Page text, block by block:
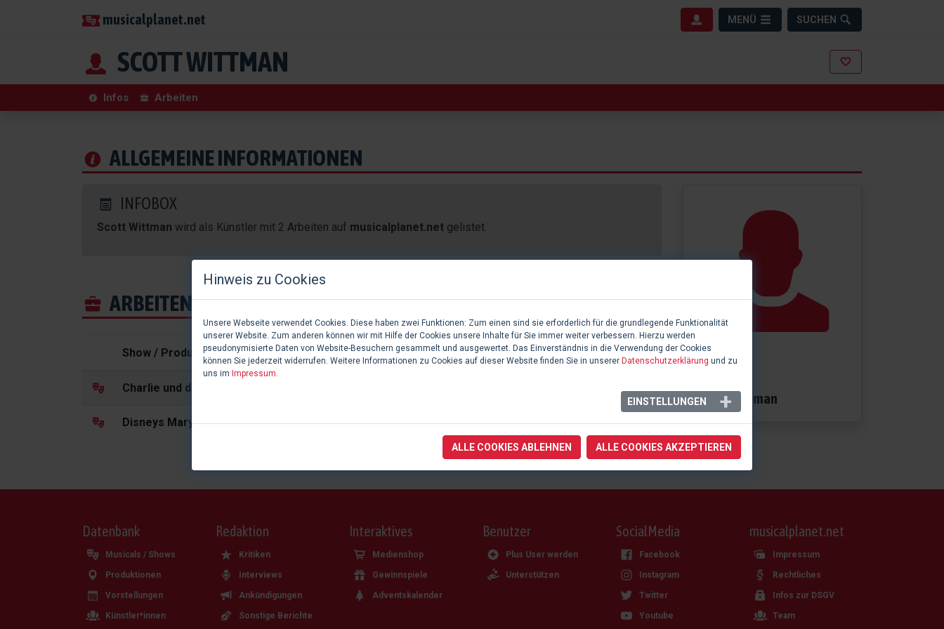
musicalplanet.net MENÜ SUCHEN
SCOTT WITTMAN
Infos Arbeiten
ALLGEMEINE INFORMATIONEN
INFOBOX
Scott Wittman wird als Künstler mit 2 Arbeiten auf musicalplanet.net gelistet.
ARBEITEN HINTER DER BÜHNE
Show / Produktion Aufgabe
Charlie und die Schokoladenfabrik
Disneys Mary Poppins' Rückkehr Musik
Scott Wittman
Datenbank
Musicals / Shows
Produktionen
Vorstellungen
Künstler*innen
Redaktion
Kritiken
Interviews
Ankündigungen
Sonstige Berichte
Interaktives
Medienshop
Gewinnspiele
Adventskalender
Benutzer
Plus User werden
Unterstützen
SocialMedia
Facebook
Instagram
Twitter
Youtube
musicalplanet.net
Impressum
Rechtliches
Infos zur DSGV
Team
Hinweis zu Cookies
Unsere Webseite verwendet Cookies. Diese haben zwei Funktionen: Zum einen sind sie erforderlich für die grundlegende Funktionalität
unserer Website. Zum anderen können wir mit Hilfe der Cookies unsere Inhalte für Sie immer weiter verbessern. Hierzu werden
pseudonymisierte Daten von Website-Besuchern gesammelt und ausgewertet. Das Einverständnis in die Verwendung der Cookies
können Sie jederzeit widerrufen. Weitere Informationen zu Cookies auf dieser Website finden Sie in unserer Datenschutzerklärung und zu
uns im Impressum
EINSTELLUNGEN
ALLE COOKIES ABLEHNEN ALLE COOKIES AKZEPTIEREN